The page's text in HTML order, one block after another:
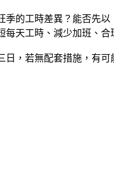
的工時差異？能否先
天工時、減少加班、合
，若無配套措施，有